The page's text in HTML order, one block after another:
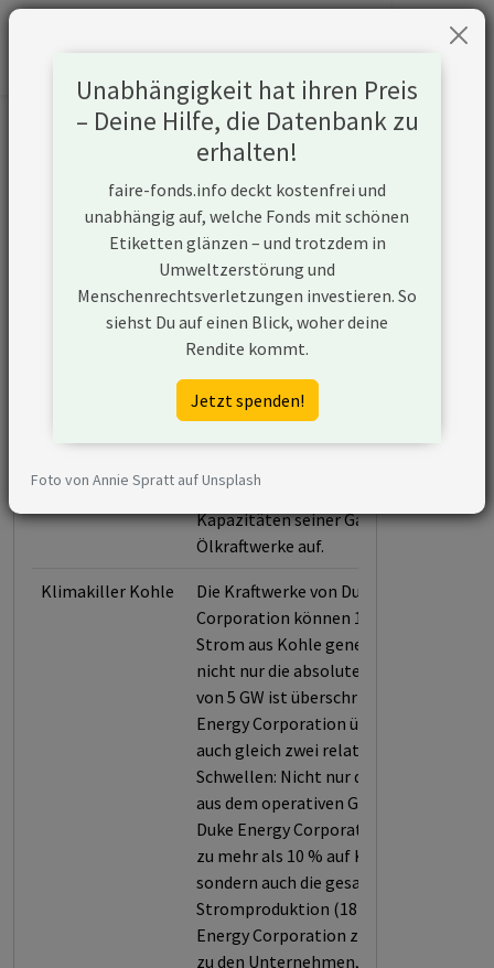
Informationen zum Unternehmen
Duke Energy Corporation
https://investors.duke-
energy.com/overview/default.aspx
Konflikte
Kurzbeschreibung
Duke Energy Corporation ist ein
Unternehmen aus den USA, das
(ggf. über Tochtergesellschaften)
Unternehmen baut zudem neue
Kapazitäten seiner Gas- oder
Ölkraftwerke auf.
Klimakiller Kohle
Die Kraftwerke von Duke Energy
Corporation können 12202,5 MW
Strom aus Kohle generieren. Doch
nicht nur die absolute Schwelle
von 5 GW ist überschritten. Duke
Energy Corporation überschreitet
auch gleich zwei relative
Schwellen: Nicht nur der Umsatz
aus dem operativen Geschäft von
Duke Energy Corporation basiert
zu mehr als 10 % auf Kohle (13 %),
sondern auch die gesamte
Stromproduktion (18 %). Duke
Energy Corporation zählt daher
zu den Unternehmen, die die
Unabhängigkeit hat ihren Preis
– Deine Hilfe, die Datenbank zu
erhalten!
faire-fonds.info deckt kostenfrei und
unabhängig auf, welche Fonds mit schönen
Etiketten glänzen – und trotzdem in
Umweltzerstörung und
Menschenrechtsverletzungen investieren. So
siehst Du auf einen Blick, woher deine
Rendite kommt.
Jetzt spenden!
Foto von Annie Spratt auf Unsplash